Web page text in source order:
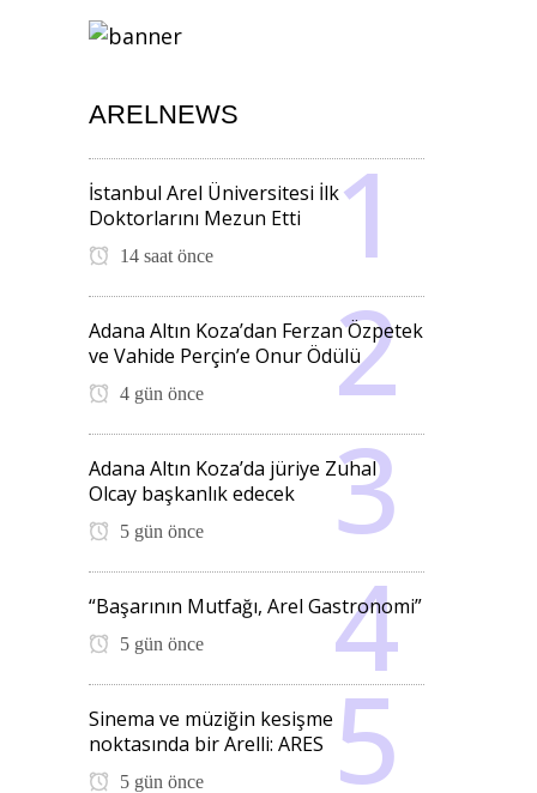
ARELNEWS
İstanbul Arel Üniversitesi İlk
Doktorlarını Mezun Etti
14 saat önce
Adana Altın Koza’dan Ferzan Özpetek
ve Vahide Perçin’e Onur Ödülü
4 gün önce
Adana Altın Koza’da jüriye Zuhal
Olcay başkanlık edecek
5 gün önce
“Başarının Mutfağı, Arel Gastronomi”
5 gün önce
Sinema ve müziğin kesişme
noktasında bir Arelli: ARES
5 gün önce